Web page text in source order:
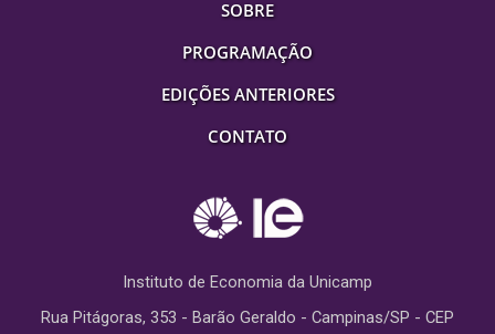
SOBRE
PROGRAMAÇÃO
EDIÇÕES ANTERIORES
CONTATO
Instituto de Economia da Unicamp
Rua Pitágoras, 353 - Barão Geraldo - Campinas/SP - CEP